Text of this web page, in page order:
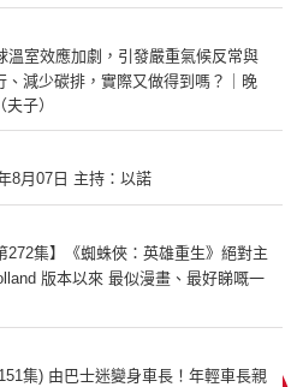
溫室效應加劇，引發嚴重氣候反常與
減少碳排，實際又做得到嗎？｜晚
子）
8月07日 主持：以諾
272集】《蜘蛛俠：英雄重生》絕對主
版本以來 最似漫畫、最好睇嘅一
集) 由巴士迷變身車長！年輕車長親